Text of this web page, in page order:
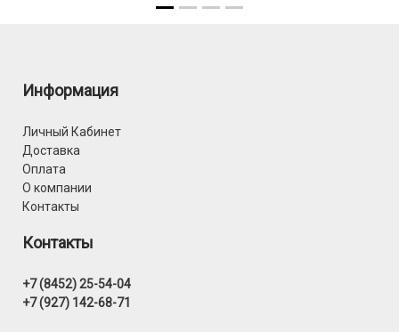
Информация
Личный Кабинет
Доставка
Оплата
О компании
Контакты
Контакты
+7 (8452) 25-54-04
+7 (927) 142-68-71